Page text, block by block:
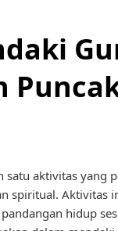
aktivitas yang
spiritual. Aktivitas
hidup